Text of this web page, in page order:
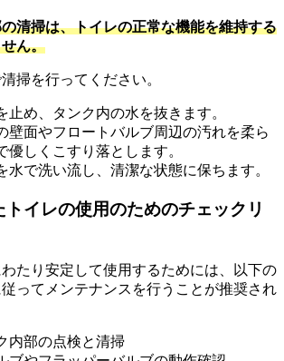
清掃は、トイレの正常な機能を維持する
ん。
掃を行ってください。
止め、タンク内の水を抜きます。
壁面やフロートバルブ周辺の汚れを柔ら
優しくこすり落とします。
水で洗い流し、清潔な状態に保ちます。
イレの使用のためのチェックリ
わたり安定して使用するためには、以下の
ってメンテナンスを行うことが推奨され
内部の点検と清掃